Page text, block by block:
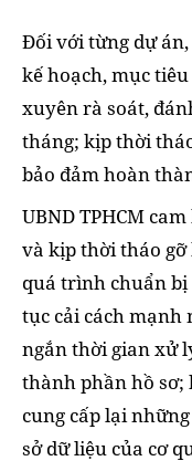
Đối với từng dự
kế hoạch, mục
xuyên rà soát,
tháng; kịp thời
bảo đảm hoàn
UBND TPHCM
và kịp thời tháo
quá trình chuẩn
tục cải cách
ngắn thời gian xử
thành phần hồ sơ;
cung cấp lại
sở dữ liệu của cơ